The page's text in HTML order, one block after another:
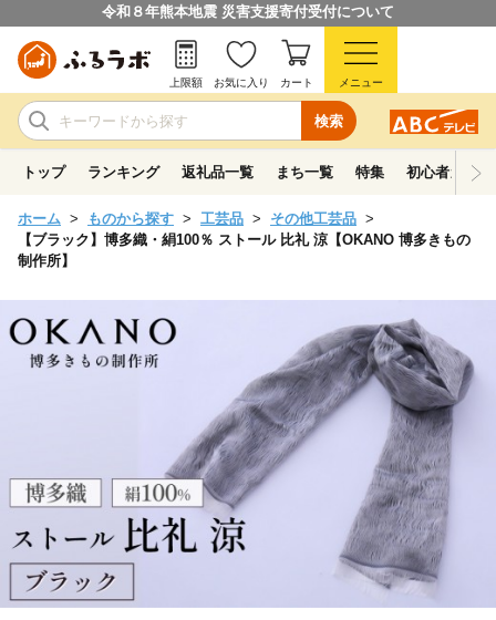
令和８年熊本地震 災害支援寄付受付について
検索
上限額 お気に入り カート メニュー
トップ ランキング 返礼品一覧 まち一覧 特集 初心者ガイド
ホーム ものから探す 工芸品
その他工芸品
【ブラック】博多織・絹100％ ストール 比礼 涼【OKANO 博多きもの
制作所】